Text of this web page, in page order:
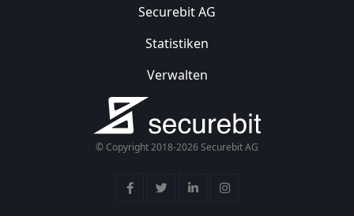
Securebit AG
Statistiken
Verwalten
© Copyright 2018-2026 Securebit AG